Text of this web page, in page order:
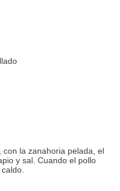
la zanahoria pelada, el
y sal. Cuando el pollo